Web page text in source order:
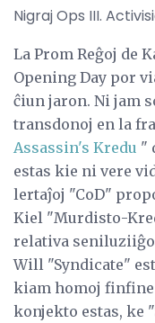
Nigraj Ops III.
La Prom Reĝoj de
Opening Day por
ĉiun jaron. Ni jam
transdonoj en la
Assassin's Kredu "
estas kie ni vere
lertaĵoj "CoD"
Kiel "Murdisto-
relativa
Will "Syndicate"
kiam homoj
konjekto estas, ke